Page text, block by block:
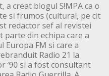
a creat blogul S!MPA ca o
si frumos (cultural, pe cit
redactor sef al revistei
parte din echipa care a
Europa FM si care a
Radio 21 la
‘90 si a fost consultant